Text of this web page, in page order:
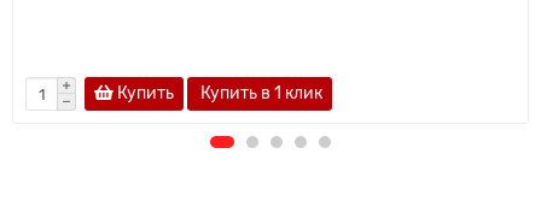
Купить Купить в 1 клик